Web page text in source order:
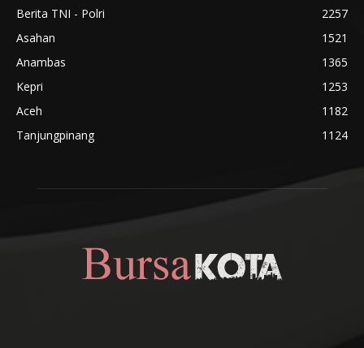
Berita TNI - Polri
2257
Asahan
1521
Anambas
1365
Kepri
1253
Aceh
1182
Tanjungpinang
1124